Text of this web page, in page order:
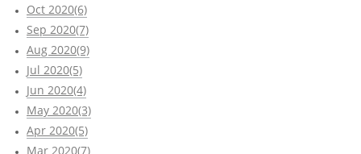
Oct 2020(6)
Sep 2020(7)
Aug 2020(9)
Jul 2020(5)
Jun 2020(4)
May 2020(3)
Apr 2020(5)
Mar 2020(7)